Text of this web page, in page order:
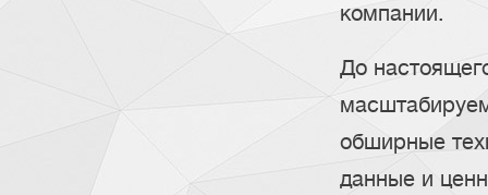
компании.
До
обширные
данные и